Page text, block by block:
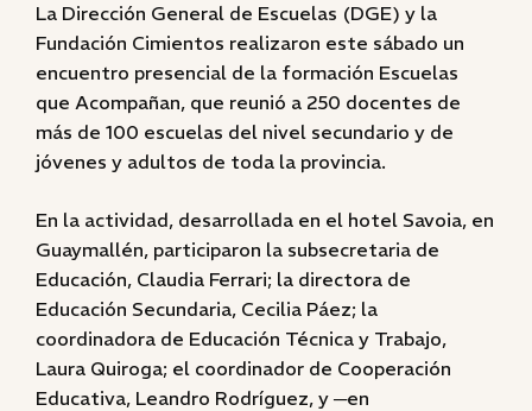
La Dirección General de Escuelas (DGE) y la
Fundación Cimientos realizaron este sábado un
encuentro presencial de la formación Escuelas
que Acompañan, que reunió a 250 docentes de
más de 100 escuelas del nivel secundario y de
jóvenes y adultos de toda la provincia.
En la actividad, desarrollada en el hotel Savoia, en
Guaymallén, participaron la subsecretaria de
Educación, Claudia Ferrari; la directora de
Educación Secundaria, Cecilia Páez; la
coordinadora de Educación Técnica y Trabajo,
Laura Quiroga; el coordinador de Cooperación
Educativa, Leandro Rodríguez, y ─en